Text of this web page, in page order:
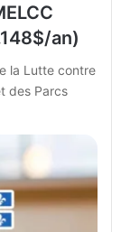
an)
la Lutte contre
des Parcs